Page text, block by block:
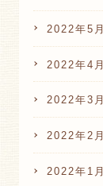
2022年5月
2022年4月
2022年3月
2022年2月
2022年1月